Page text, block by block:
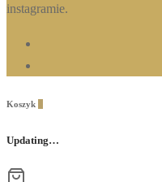
instagramie.
Koszyk
Updating…